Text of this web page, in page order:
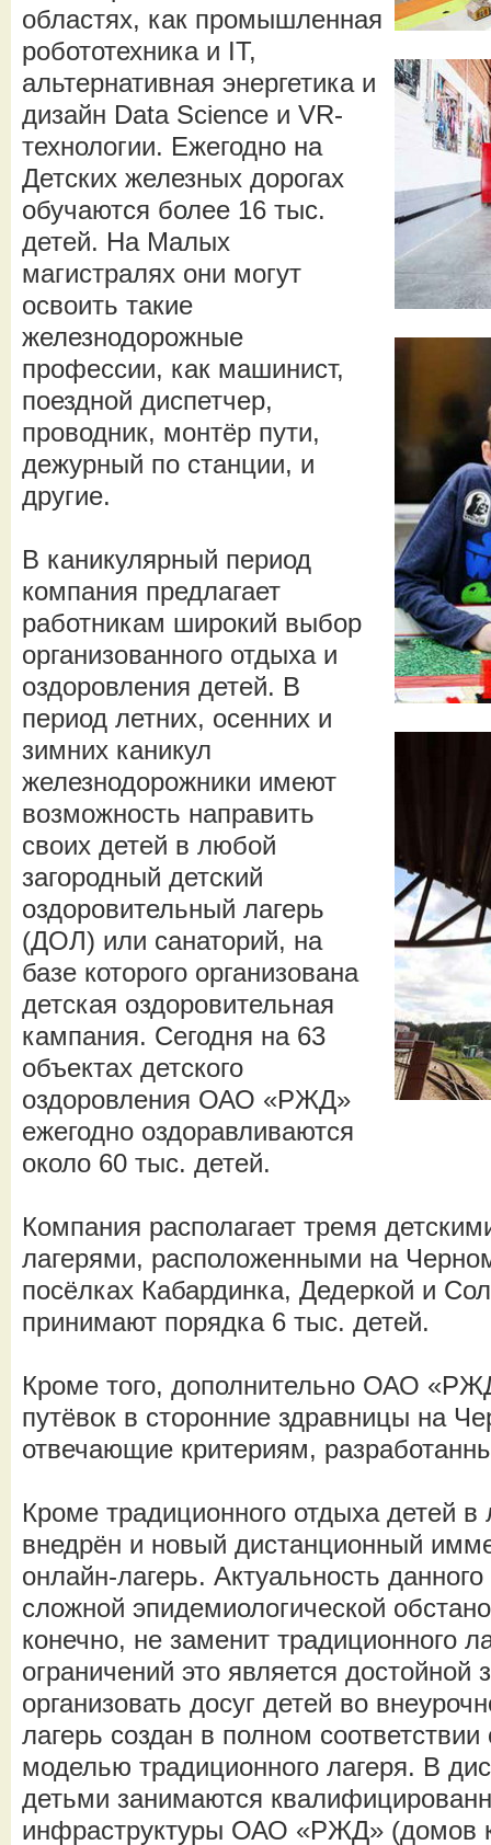
областях, как промышленная
робототехника и IT,
альтернативная энергетика и
дизайн Data Science и VR-
технологии. Ежегодно на
Детских железных дорогах
обучаются более 16 тыс.
детей. На Малых
магистралях они могут
освоить такие
железнодорожные
профессии, как машинист,
поездной диспетчер,
проводник, монтёр пути,
дежурный по станции, и
другие.
В каникулярный период
компания предлагает
работникам широкий выбор
организованного отдыха и
оздоровления детей. В
период летних, осенних и
зимних каникул
железнодорожники имеют
возможность направить
своих детей в любой
загородный детский
оздоровительный лагерь
(ДОЛ) или санаторий, на
базе которого организована
детская оздоровительная
кампания. Сегодня на 63
объектах детского
оздоровления ОАО «РЖД»
ежегодно оздоравливаются
около 60 тыс. детей.
Компания располагает тремя
лагерями, расположенными на
посёлках Кабардинка, Дедеркой и
принимают порядка 6 тыс. детей.
Кроме того, дополнительно ОАО
путёвок в сторонние здравницы на
отвечающие критериям,
Кроме традиционного отдыха детей в
внедрён и новый дистанционный
онлайн-лагерь. Актуальность
сложной эпидемиологической
конечно, не заменит традиционного
ограничений это является достойной
организовать досуг детей во
лагерь создан в полном соответствии
моделью традиционного лагеря. В
детьми занимаются
инфраструктуры ОАО «РЖД» (домов